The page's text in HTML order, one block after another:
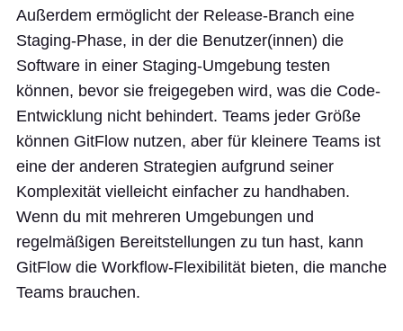
Außerdem ermöglicht der Release-Branch eine
Staging-Phase, in der die Benutzer(innen) die
Software in einer Staging-Umgebung testen
können, bevor sie freigegeben wird, was die Code-
Entwicklung nicht behindert. Teams jeder Größe
können GitFlow nutzen, aber für kleinere Teams ist
eine der anderen Strategien aufgrund seiner
Komplexität vielleicht einfacher zu handhaben.
Wenn du mit mehreren Umgebungen und
regelmäßigen Bereitstellungen zu tun hast, kann
GitFlow die Workflow-Flexibilität bieten, die manche
Teams brauchen.